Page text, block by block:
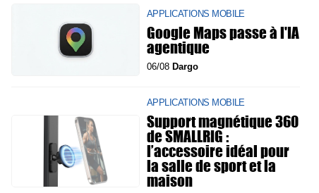
APPLICATIONS MOBILE
Google Maps passe à l'IA
agentique
06/08 Dargo
APPLICATIONS MOBILE
Support magnétique 360
de SMALLRIG :
l’accessoire idéal pour
la salle de sport et la
maison